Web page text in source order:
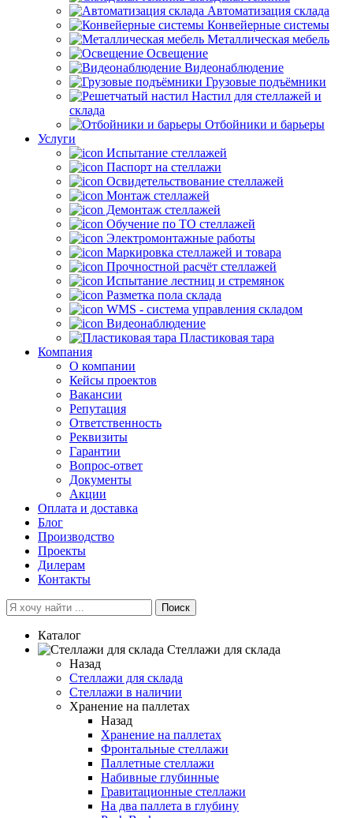
Автоматизация склада
Конвейерные системы
Металлическая мебель
Освещение
Видеонаблюдение
Грузовые подъёмники
Настил для стеллажей и
склада
Отбойники и барьеры
Услуги
Испытание стеллажей
Паспорт на стеллажи
Освидетельствование стеллажей
Монтаж стеллажей
Демонтаж стеллажей
Обучение по ТО стеллажей
Электромонтажные работы
Маркировка стеллажей и товара
Прочностной расчёт стеллажей
Испытание лестниц и стремянок
Разметка пола склада
WMS - система управления складом
Видеонаблюдение
Пластиковая тара
Компания
О компании
Кейсы проектов
Вакансии
Репутация
Ответственность
Реквизиты
Гарантии
Вопрос-ответ
Документы
Акции
Оплата и доставка
Блог
Производство
Проекты
Дилерам
Контакты
Поиск
Каталог
Cтеллажи для склада
Назад
Cтеллажи для склада
Стеллажи в наличии
Хранение на паллетах
Назад
Хранение на паллетах
Фронтальные стеллажи
Паллетные стеллажи
Набивные глубинные
Гравитационные стеллажи
На два паллета в глубину